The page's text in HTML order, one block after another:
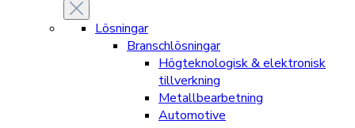
Lösningar
Branschlösningar
Högteknologisk & elektronisk
tillverkning
Metallbearbetning
Automotive